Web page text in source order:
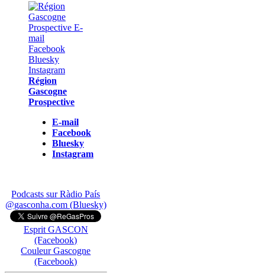
Région
Gascogne
Prospective
E-mail
Facebook
Bluesky
Instagram
Podcasts sur Ràdio País
@gasconha.com (Bluesky)
Esprit GASCON
(Facebook)
Couleur Gascogne
(Facebook)